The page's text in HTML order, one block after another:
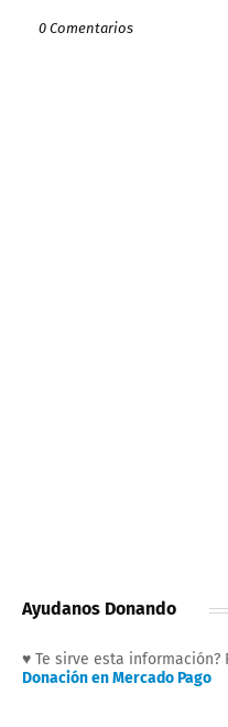
0 Comentarios
Ayudanos Donando
♥ Te sirve esta
Donación en Mercado Pago